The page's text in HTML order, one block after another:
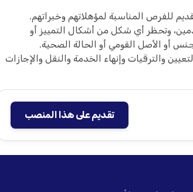
للفرص المناسبة لمؤهلاتهم وخبراتهم.
وتحظر أي شكل من أشكال التمييز أو
أو الأصل القومي أو الحالة الصحية.
والترقيات وإنهاء الخدمة والنقل والإجازات
تقديم على هذا المنصب